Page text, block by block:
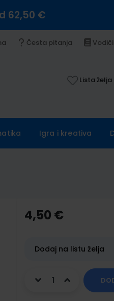
62,50 €
Česta pitanja Vodiči
Lista želja
Igra i kreativa
4,50 €
Dodaj na listu želja